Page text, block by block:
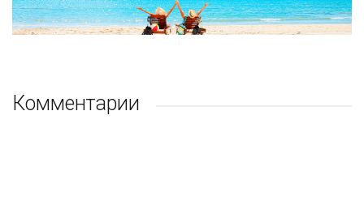
Комментарии